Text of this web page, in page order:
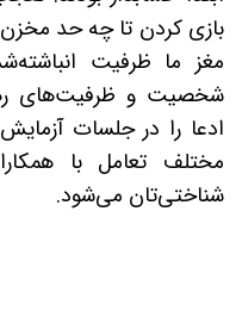
بازی کردن تا چه حد
مغز ما ظرفیت
شخصیت و ظرفیت‌های
ادعا را در جلسات
مختلف تعامل با
شناختی‌تان می‌شود.